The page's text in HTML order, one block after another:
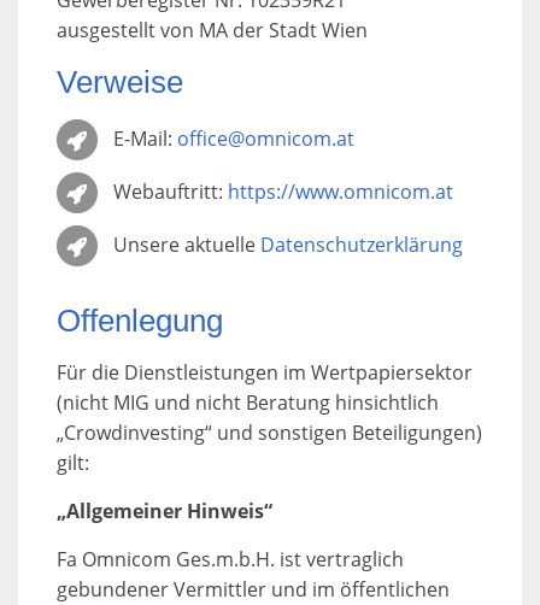
ausgestellt von MA der Stadt Wien
Verweise
E-Mail: office@omnicom.at
Webauftritt: https://www.omnicom.at
Unsere aktuelle Datenschutzerklärung
Offenlegung
Für die Dienstleistungen im Wertpapiersektor
(nicht MIG und nicht Beratung hinsichtlich
„Crowdinvesting“ und sonstigen Beteiligungen)
gilt:
„Allgemeiner Hinweis“
Fa Omnicom Ges.m.b.H. ist vertraglich
gebundener Vermittler und im öffentlichen